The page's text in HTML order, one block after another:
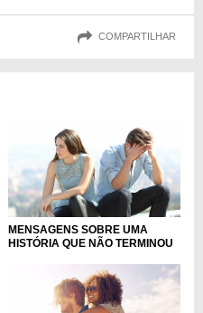
COMPARTILHAR
MENSAGENS SOBRE UMA
HISTÓRIA QUE NÃO TERMINOU